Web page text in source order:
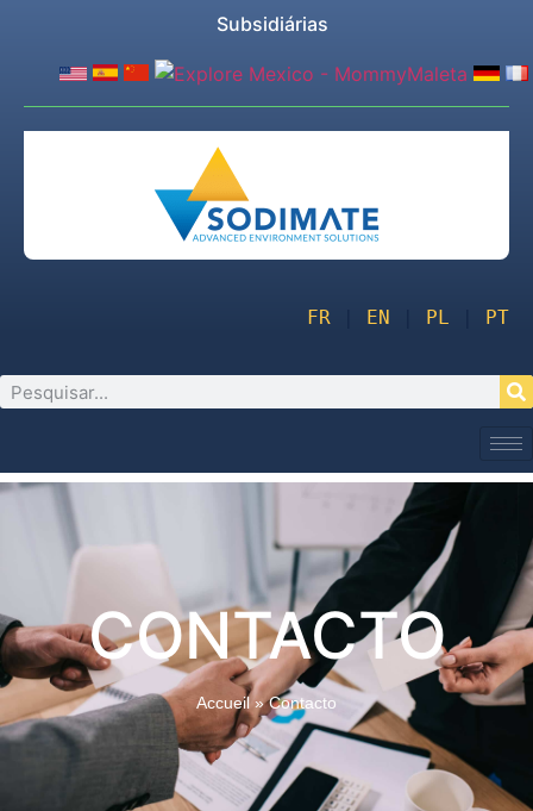
Subsidiárias
FR EN PL PT
CONTACTO
Accueil »Contacto